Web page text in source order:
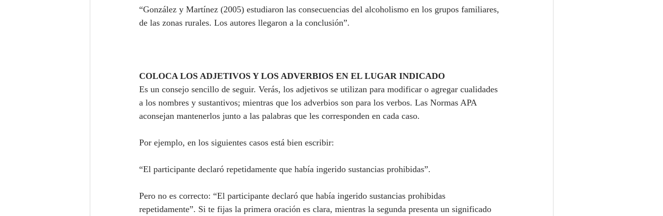
“González y Martínez (2005) estudiaron las consecuencias del alcoholismo en los grupos familiares,
de las zonas rurales. Los autores llegaron a la conclusión”.
COLOCA LOS ADJETIVOS Y LOS ADVERBIOS EN EL LUGAR INDICADO
Es un consejo sencillo de seguir. Verás, los adjetivos se utilizan para modificar o agregar cualidades
a los nombres y sustantivos; mientras que los adverbios son para los verbos. Las Normas APA
aconsejan mantenerlos junto a las palabras que les corresponden en cada caso.
Por ejemplo, en los siguientes casos está bien escribir:
“El participante declaró repetidamente que había ingerido sustancias prohibidas”.
Pero no es correcto: “El participante declaró que había ingerido sustancias prohibidas
repetidamente”. Si te fijas la primera oración es clara, mientras la segunda presenta un significado